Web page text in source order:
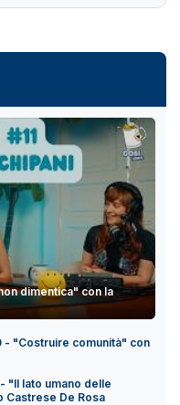
dimentica" con la
- "Costruire comunità" con
"Il lato umano delle
Castrese De Rosa